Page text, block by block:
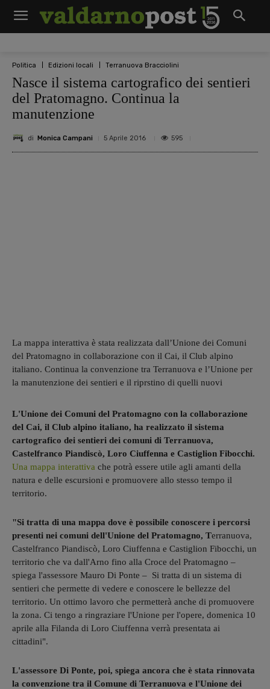
Politica Edizioni locali Terranuova Bracciolini
Nasce il sistema cartografico dei sentieri
del Pratomagno. Continua la
manutenzione
di Monica Campani 5 Aprile 2016 595
La mappa interattiva è stata realizzata dall’Unione dei Comuni
del Pratomagno in collaborazione con il Cai, il Club alpino
italiano. Continua la convenzione tra Terranuova e l’Unione per
la manutenzione dei sentieri e il riprstino di quelli nuovi
L'Unione dei Comuni del Pratomagno con la collaborazione
del Cai, il Club alpino italiano, ha realizzato il sistema
cartografico dei sentieri dei comuni di Terranuova,
Castelfranco Piandiscò, Loro Ciuffenna e Castiglion Fibocchi.
Una mappa interattiva che potrà essere utile agli amanti della
natura e delle escursioni e promuovere allo stesso tempo il
territorio.
"Si tratta di una mappa dove è possibile conoscere i percorsi
presenti nei comuni dell'Unione del Pratomagno, Terranuova,
Castelfranco Piandiscò, Loro Ciuffenna e Castiglion Fibocchi, un
territorio che va dall'Arno fino alla Croce del Pratomagno –
spiega l'assessore Mauro Di Ponte – Si tratta di un sistema di
sentieri che permette di vedere e conoscere le bellezze del
territorio. Un ottimo lavoro che permetterà anche di promuovere
la zona. Ci tengo a ringraziare l'Unione per l'opere, domenica 10
aprile alla Filanda di Loro Ciuffenna verrà presentata ai
cittadini".
L'assessore Di Ponte, poi, spiega ancora che è stata rinnovata
la convenzione tra il Comune di Terranuova e l'Unione dei